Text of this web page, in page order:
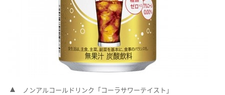
ノンアルコールドリンク「コーラサワーテイスト」